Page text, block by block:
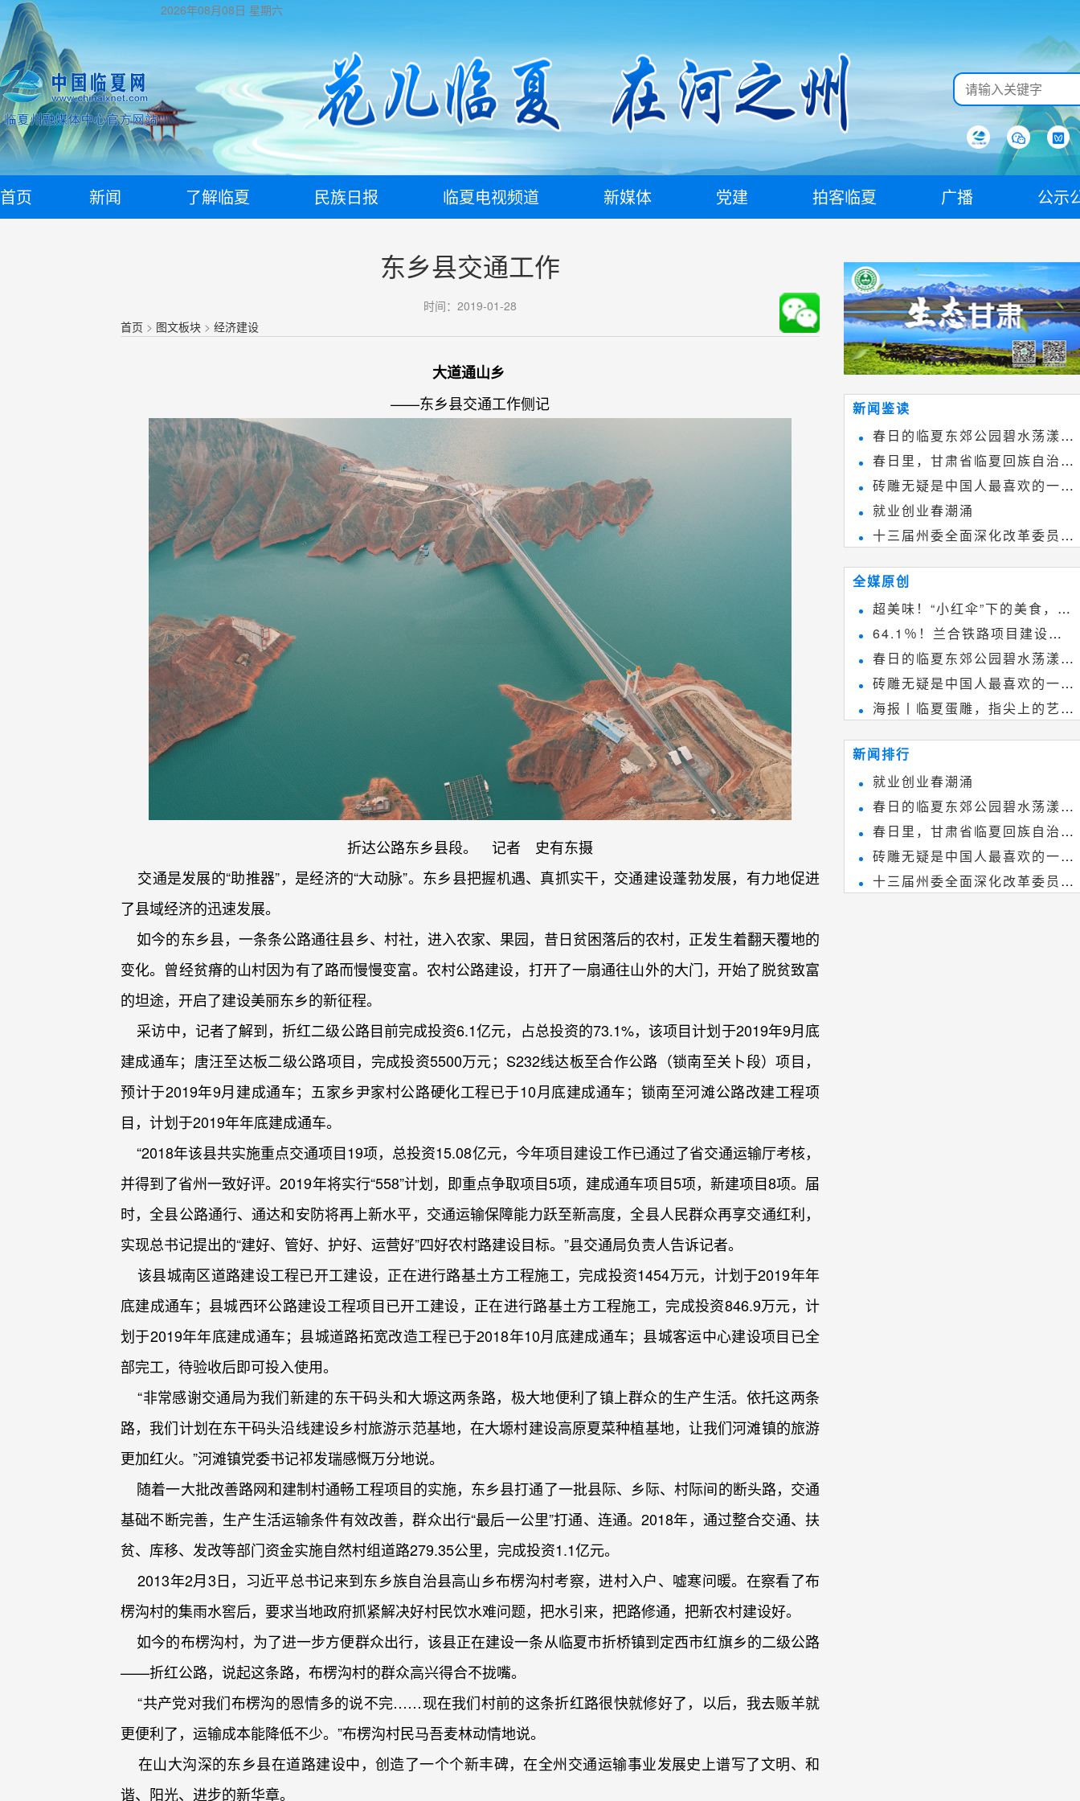
2026年08月08日 星期六
首页 新闻 了解临夏 民族日报 临夏电视频道 新媒体 党建 拍客临夏 广播 公示
东乡县交通工作
时间：2019-01-28
首页 > 图文板块 > 经济建设
大道通山乡
——东乡县交通工作侧记
折达公路东乡县段。 记者 史有东摄
交通是发展的“助推器”，是经济的“大动脉”。东乡县把握机遇、真抓实干，交通建设蓬勃发展，有力地促进
了县域经济的迅速发展。
如今的东乡县，一条条公路通往县乡、村社，进入农家、果园，昔日贫困落后的农村，正发生着翻天覆地的
变化。曾经贫瘠的山村因为有了路而慢慢变富。农村公路建设，打开了一扇通往山外的大门，开始了脱贫致富
的坦途，开启了建设美丽东乡的新征程。
采访中，记者了解到，折红二级公路目前完成投资6.1亿元，占总投资的73.1%，该项目计划于2019年9月底
建成通车；唐汪至达板二级公路项目，完成投资5500万元；S232线达板至合作公路（锁南至关卜段）项目，
预计于2019年9月建成通车；五家乡尹家村公路硬化工程已于10月底建成通车；锁南至河滩公路改建工程项
目，计划于2019年年底建成通车。
“2018年该县共实施重点交通项目19项，总投资15.08亿元，今年项目建设工作已通过了省交通运输厅考核，
并得到了省州一致好评。2019年将实行“558”计划，即重点争取项目5项，建成通车项目5项，新建项目8项。届
时，全县公路通行、通达和安防将再上新水平，交通运输保障能力跃至新高度，全县人民群众再享交通红利，
实现总书记提出的“建好、管好、护好、运营好”四好农村路建设目标。”县交通局负责人告诉记者。
该县城南区道路建设工程已开工建设，正在进行路基土方工程施工，完成投资1454万元，计划于2019年年
底建成通车；县城西环公路建设工程项目已开工建设，正在进行路基土方工程施工，完成投资846.9万元，计
划于2019年年底建成通车；县城道路拓宽改造工程已于2018年10月底建成通车；县城客运中心建设项目已全
部完工，待验收后即可投入使用。
“非常感谢交通局为我们新建的东干码头和大塬这两条路，极大地便利了镇上群众的生产生活。依托这两条
路，我们计划在东干码头沿线建设乡村旅游示范基地，在大塬村建设高原夏菜种植基地，让我们河滩镇的旅游
更加红火。”河滩镇党委书记祁发瑞感慨万分地说。
随着一大批改善路网和建制村通畅工程项目的实施，东乡县打通了一批县际、乡际、村际间的断头路，交通
基础不断完善，生产生活运输条件有效改善，群众出行“最后一公里”打通、连通。2018年，通过整合交通、扶
贫、库移、发改等部门资金实施自然村组道路279.35公里，完成投资1.1亿元。
2013年2月3日，习近平总书记来到东乡族自治县高山乡布楞沟村考察，进村入户、嘘寒问暖。在察看了布
楞沟村的集雨水窖后，要求当地政府抓紧解决好村民饮水难问题，把水引来，把路修通，把新农村建设好。
如今的布楞沟村，为了进一步方便群众出行，该县正在建设一条从临夏市折桥镇到定西市红旗乡的二级公路
——折红公路，说起这条路，布楞沟村的群众高兴得合不拢嘴。
“共产党对我们布楞沟的恩情多的说不完……现在我们村前的这条折红路很快就修好了，以后，我去贩羊就
更便利了，运输成本能降低不少。”布楞沟村民马吾麦林动情地说。
在山大沟深的东乡县在道路建设中，创造了一个个新丰碑，在全州交通运输事业发展史上谱写了文明、和
谐、阳光、进步的新华章。
新闻鉴读
春日的临夏东郊公园碧水荡漾、
春花烂漫
春日里，甘肃省临夏回族自治州
境内的刘家峡大桥，壮观美丽!
砖雕无疑是中国人最喜欢的一种
雕刻艺术，它不仅是民间实用美术
和建筑装饰艺术的有机结合，更成
为中国建筑史上彰品东方美不可磨
就业创业春潮涌
十三届州委全面深化改革委员会
第八次会议召开
全媒原创
超美味！“小红伞”下的美食，绝
不能错过~
64.1％！兰合铁路项目建设加
速推进
春日的临夏东郊公园碧水荡漾、
春花烂漫
砖雕无疑是中国人最喜欢的一种
雕刻艺术，它不仅是民间实用美术
和建筑装饰艺术的有机结合，更成
为中国建筑史上彰品东方美不可磨
灭的一笔。一方青砖里不仅藏着广
海报丨临夏蛋雕，指尖上的艺术
~
新闻排行
就业创业春潮涌
春日的临夏东郊公园碧水荡漾、
春花烂漫
春日里，甘肃省临夏回族自治州
境内的刘家峡大桥，壮观美丽!
砖雕无疑是中国人最喜欢的一种
雕刻艺术，它不仅是民间实用美术
十三届州委全面深化改革委员会